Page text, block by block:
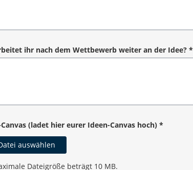
ihr nach dem Wettbewerb weiter an der Idee?*
(ladet hier eurer Ideen-Canvas hoch)*
auswählen
Dateigröße beträgt 10 MB.